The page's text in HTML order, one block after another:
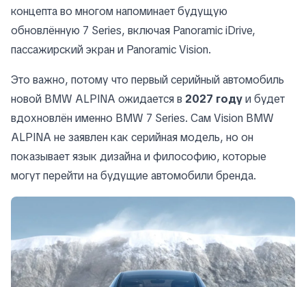
концепта во многом напоминает будущую
обновлённую 7 Series, включая Panoramic iDrive,
пассажирский экран и Panoramic Vision.
Это важно, потому что первый серийный автомобиль
новой BMW ALPINA ожидается в 2027 годуи будет
вдохновлён именно BMW 7 Series. Сам Vision BMW
ALPINA не заявлен как серийная модель, но он
показывает язык дизайна и философию, которые
могут перейти на будущие автомобили бренда.